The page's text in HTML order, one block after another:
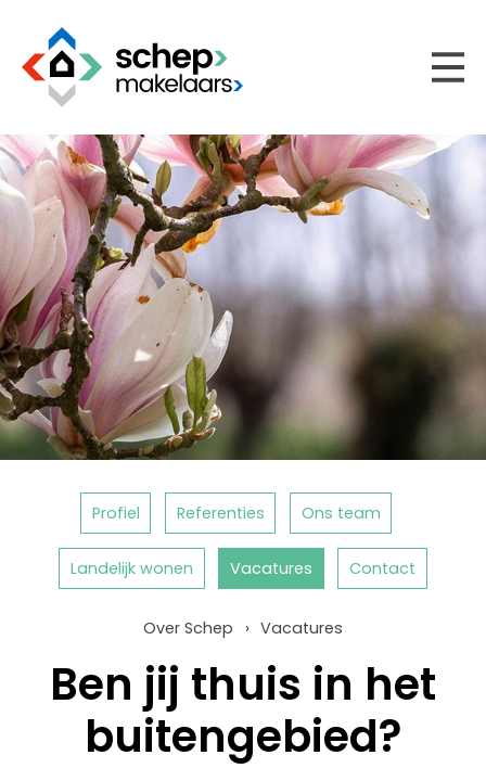
Profiel Referenties Ons team
Landelijk wonen Vacatures Contact
Over Schep Vacatures
Ben jij thuis in het
buitengebied?